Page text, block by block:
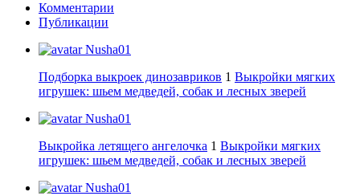
Комментарии
Публикации
Nusha01
Подборка выкроек динозавриков 1 Выкройки мягких
игрушек: шьем медведей, собак и лесных зверей
Nusha01
Выкройка летящего ангелочка 1 Выкройки мягких
игрушек: шьем медведей, собак и лесных зверей
Nusha01